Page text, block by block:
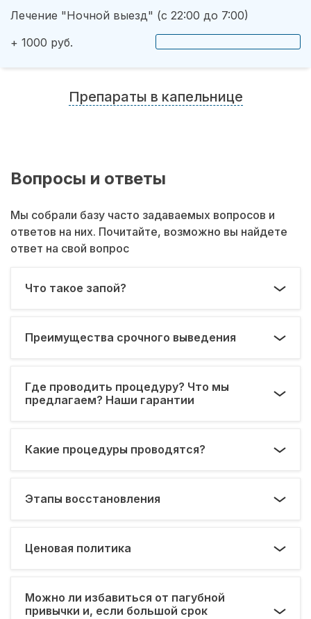
Лечение "Ночной выезд" (с 22:00 до 7:00)
+ 1000 руб.
Препараты в капельнице
Вопросы и ответы
Мы собрали базу часто задаваемых вопросов и
ответов на них. Почитайте, возможно вы найдете
ответ на свой вопрос
Что такое запой?
Преимущества срочного выведения
Где проводить процедуру? Что мы
предлагаем? Наши гарантии
Какие процедуры проводятся?
Этапы восстановления
Ценовая политика
Можно ли избавиться от пагубной
привычки и, если большой срок